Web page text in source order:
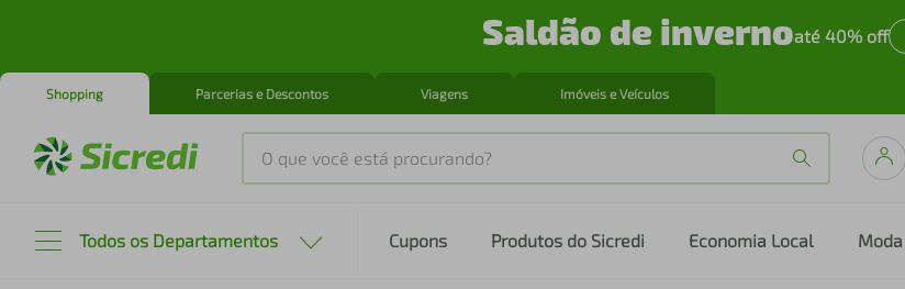
Saldão de invernoaté 40% off
Shopping Parcerias e Descontos Viagens Imóveis e Veículos
O que você está procurando?
Todos os Departamentos Cupons Produtos do Sicredi Economia Local Moda